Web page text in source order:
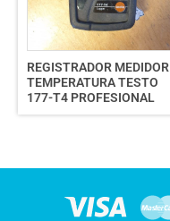
REGISTRADOR MEDIDOR
TEMPERATURA TESTO
177-T4 PROFESIONAL